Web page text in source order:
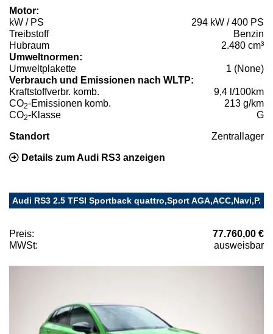
Motor:
kW / PS
294 kW / 400 PS
Treibstoff
Benzin
Hubraum
2.480 cm³
Umweltnormen:
Umweltplakette
1 (None)
Verbrauch und Emissionen nach WLTP:
Kraftstoffverbr. komb.
9,4 l/100km
CO2-Emissionen komb.
213 g/km
CO2-Klasse G
Standort Zentrallager
Details zum Audi RS3 anzeigen
Audi RS3 2.5 TFSI Sportback quattro,Sport AGA,ACC,Navi,P.
Preis:
77.760,00 €
MWSt:
ausweisbar